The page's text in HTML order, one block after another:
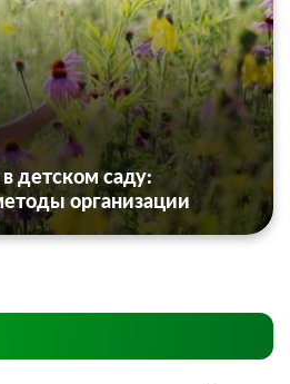
детском саду:
организации